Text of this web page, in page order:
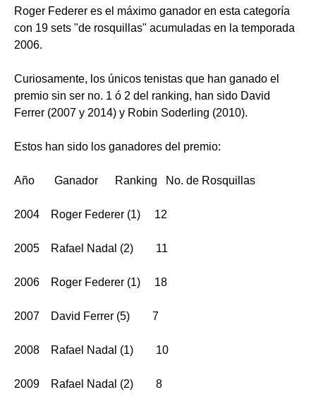
Roger Federer es el máximo ganador en esta categoría
con 19 sets "de rosquillas" acumuladas en la temporada
2006.
Curiosamente, los únicos tenistas que han ganado el
premio sin ser no. 1 ó 2 del ranking, han sido David
Ferrer (2007 y 2014) y Robin Soderling (2010).
Estos han sido los ganadores del premio:
Año Ganador Ranking No. de Rosquillas
2004 Roger Federer (1) 12
2005 Rafael Nadal (2) 11
2006 Roger Federer (1) 18
2007 David Ferrer (5) 7
2008 Rafael Nadal (1) 10
2009 Rafael Nadal (2) 8